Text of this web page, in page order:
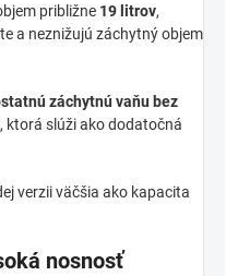
približne 19 litrov,
a neznižujú záchytný objem
záchytnú vaňu bez
, ktorá slúži ako dodatočná
verzii väčšia ako kapacita
nosnosť